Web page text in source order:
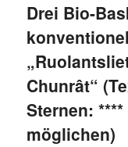
Drei Bio-
Chunrât“
Sternen:
möglichen)